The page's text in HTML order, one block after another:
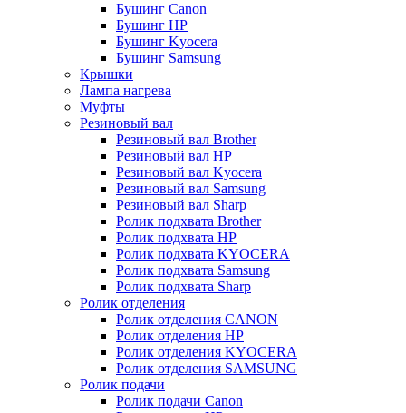
Бушинг Canon
Бушинг HP
Бушинг Kyocera
Бушинг Samsung
Крышки
Лампа нагрева
Муфты
Резиновый вал
Резиновый вал Brother
Резиновый вал HP
Резиновый вал Kyocera
Резиновый вал Samsung
Резиновый вал Sharp
Ролик подхвата Brother
Ролик подхвата HP
Ролик подхвата KYOCERA
Ролик подхвата Samsung
Ролик подхвата Sharp
Ролик отделения
Ролик отделения CANON
Ролик отделения HP
Ролик отделения KYOCERA
Ролик отделения SAMSUNG
Ролик подачи
Ролик подачи Canon